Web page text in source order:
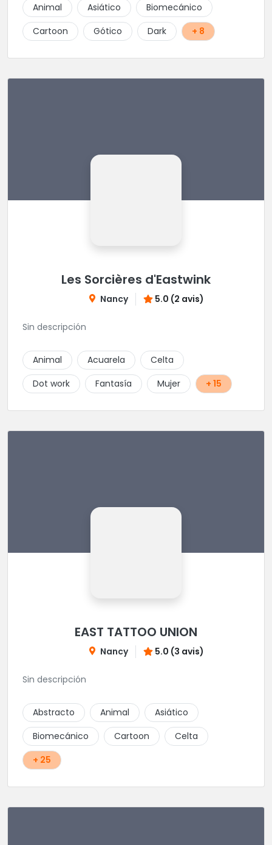
Animal Asiático
Biomecánico
Cartoon
Gótico Dark + 8
Les Sorcières d'Eastwink
Nancy 5.0 (2 avis)
Sin descripción
Animal Acuarela
Celta
Dot work
Fantasía Mujer + 15
EAST TATTOO UNION
Nancy 5.0 (3 avis)
Sin descripción
Abstracto Animal
Asiático
Biomecánico
Cartoon
Celta
+ 25